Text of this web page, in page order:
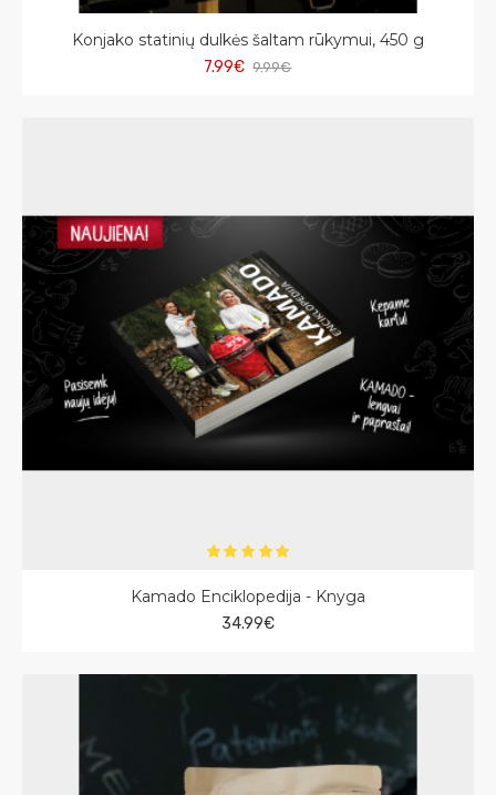
Konjako statinių dulkės šaltam rūkymui, 450 g
7.99€ 9.99€
Kamado Enciklopedija - Knyga
34.99€